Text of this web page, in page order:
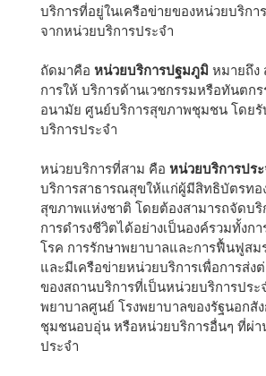
บริการที่อยู่ในเครือข่ายของหน่วยบริก
จากหน่วยบริการประจำ
ถัดมาคือ หน่วยบริการปฐมภูมิ หมายถึง
การให้ บริการด้านเวชกรรมหรือทันต
อนามัย ศูนย์บริการสุขภาพชุมชน โดย
บริการประจำ
หน่วยบริการที่สาม คือ หน่วยบริการปร
บริการสาธารณสุขให้แก่ผู้มีสิทธิบัตรทอ
สุขภาพแห่งชาติ โดยต้องสามารถจัดบ
การดำรงชีวิตได้อย่างเป็นองค์รวมทั้งก
โรค การรักษาพยาบาลและการฟื้นฟูสม
และมีเครือข่ายหน่วยบริการเพื่อการส่
ของสถานบริการที่เป็นหน่วยบริการปร
พยาบาลศูนย์ โรงพยาบาลของรัฐนอกสั
ชุมชนอบอุ่น หรือหน่วยบริการอื่นๆ ที่ผ่า
ประจำ